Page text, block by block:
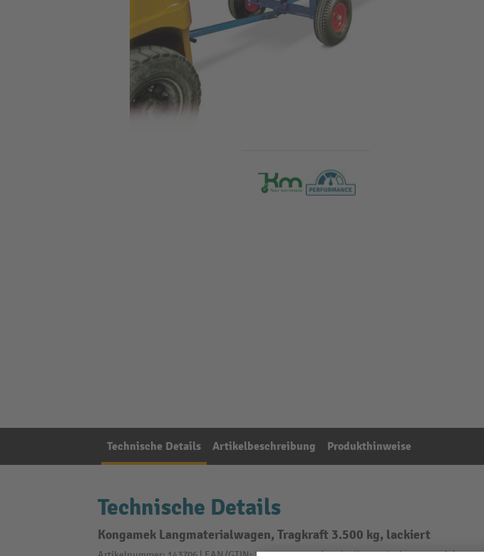
Technische Details Artikelbeschreibung Produkthinweise
Technische Details
Kongamek Langmaterialwagen, Tragkraft 3.500 kg, lackiert